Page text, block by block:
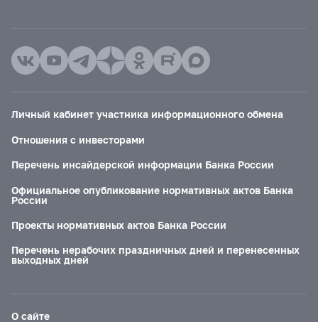
Личный кабинет участника информационного обмена
Отношения с инвесторами
Перечень инсайдерской информации Банка России
Официальное опубликование нормативных актов Банка
России
Проекты нормативных актов Банка России
Перечень нерабочих праздничных дней и перенесенных
выходных дней
О сайте